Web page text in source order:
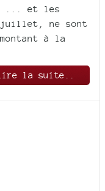
... et les
juillet, ne sont
à la
la suite..